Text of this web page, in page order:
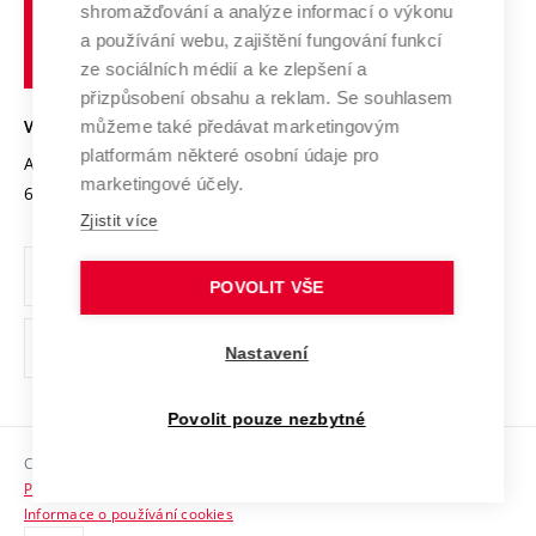
Transfer znalostí
Open Science
Projekty
Projekty ze strukturálních fondů
Specifický výzkum
Služby univerzity
Mezinárodní dohody
Univerzitní sítě
Udržitelná univerzita
Podnikavá univerzita / ContriBUTe
Bezpečná univerzita
Vyznamenání
Organizační struktura
Ochrana osobních údajů
odkaz)
Sociální bezpečí
HR Award
učení
technické
VYSOKÉ UČENÍ TECHNICKÉ V BRNĚ
Antonínská 548/1
602 00 Brno
www.vut.cz
vut@vutbr.cz
Copyright © 2026 VUT
Prohlášení o přístupnosti
Informace o používání cookies
shromažďování a analýze informací o výkonu
a používání webu, zajištění fungování funkcí
ze sociálních médií a ke zlepšení a
přizpůsobení obsahu a reklam. Se souhlasem
můžeme také předávat marketingovým
platformám některé osobní údaje pro
marketingové účely.
Zjistit více
POVOLIT VŠE
Nastavení
Povolit pouze nezbytné